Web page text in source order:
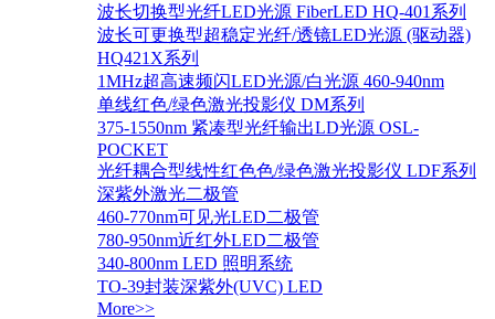
波长切换型光纤LED光源 FiberLED HQ-401系列
波长可更换型超稳定光纤/透镜LED光源 (驱动器)
HQ421X系列
1MHz超高速频闪LED光源/白光源 460-940nm
单线红色/绿色激光投影仪 DM系列
375-1550nm 紧凑型光纤输出LD光源 OSL-
POCKET
光纤耦合型线性红色色/绿色激光投影仪 LDF系列
深紫外激光二极管
460-770nm可见光LED二极管
780-950nm近红外LED二极管
340-800nm LED 照明系统
TO-39封装深紫外(UVC) LED
More>>